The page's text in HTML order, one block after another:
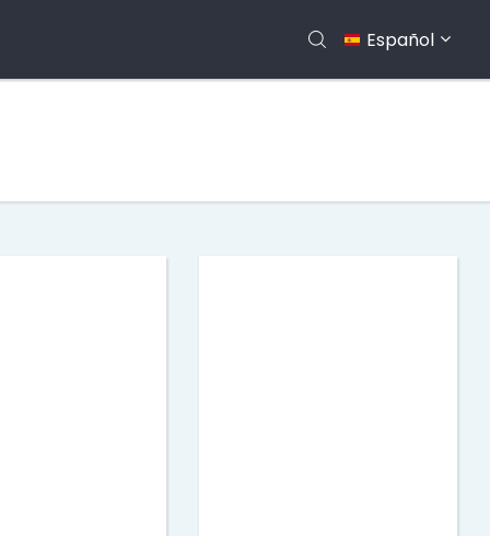
Español